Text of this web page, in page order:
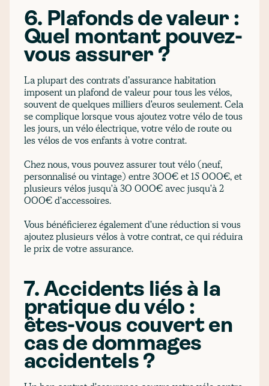
6. Plafonds de valeur :
Quel montant pouvez-
vous assurer ?
La plupart des contrats d’assurance habitation
imposent un plafond de valeur pour tous les vélos,
souvent de quelques milliers d'euros seulement. Cela
se complique lorsque vous ajoutez votre vélo de tous
les jours, un vélo électrique, votre vélo de route ou
les vélos de vos enfants à votre contrat.
Chez nous, vous pouvez assurer tout vélo (neuf,
personnalisé ou vintage) entre 300€ et 15 000€, et
plusieurs vélos jusqu'à 30 000€ avec jusqu'à 2
000€ d'accessoires.
Vous bénéficierez également d'une réduction si vous
ajoutez plusieurs vélos à votre contrat, ce qui réduira
le prix de votre assurance.
7. Accidents liés à la
pratique du vélo :
êtes-vous couvert en
cas de dommages
accidentels ?